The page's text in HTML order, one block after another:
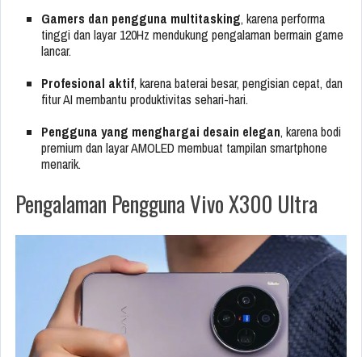
Gamers dan pengguna multitasking, karena performa
tinggi dan layar 120Hz mendukung pengalaman bermain game
lancar.
Profesional aktif, karena baterai besar, pengisian cepat, dan
fitur AI membantu produktivitas sehari-hari.
Pengguna yang menghargai desain elegan, karena bodi
premium dan layar AMOLED membuat tampilan smartphone
menarik.
Pengalaman Pengguna Vivo X300 Ultra